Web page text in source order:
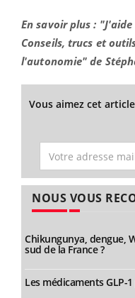
En savoir plus :
Conseils, trucs et
l'autonomie" de
Vous aimez cet
NOUS VOUS
Chikungunya, dengue,
sud de la France ?
Les médicaments GLP-